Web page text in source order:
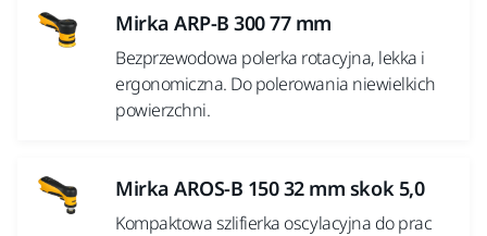
Mirka ARP-B 300 77 mm
Bezprzewodowa polerka rotacyjna, lekka i
ergonomiczna. Do polerowania niewielkich
powierzchni.
Mirka AROS-B 150 32 mm skok 5,0
Kompaktowa szlifierka oscylacyjna do prac